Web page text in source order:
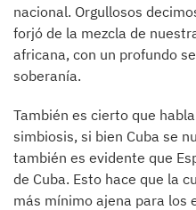
nacional. Orgullosos
forjó de la mezcla de
africana, con un profundo
soberanía.
También es cierto que
simbiosis, si bien Cuba se
también es evidente que
de Cuba. Esto hace que la
más mínimo ajena para los